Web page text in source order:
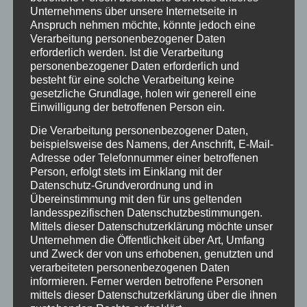
Freiheitsentziehung (Art. 2 Abs. 2 S. 2, Art. 104 Abs. 2 und 3 GG)
einer gerichtlichen und verfassungsgerichtlichen Überprüfung
offen, auch wenn die angeordnete Maßnahme inzwischen
durchgeführt und beendet ist. Auch kommt es im Hinblick auf
das insoweit bestehende Rehabilitierungsinteresse nach
neuerer verfassungsgerichtlicher Rspr. weder auf den konkreten
Ablauf des einzelnen Verfahrens und den Zeitpunkt der
Erledigung der Maßnahme noch darauf an, ob Rechtsschutz
typischerweise noch vor Beendigung der Haft erlangt werden
kann (vgl. BVerfG StraFo 2006, 20 [BVerfG 31.10.2005 – 2 BvR
2233/04] m.w.N. [auch zu anderen freiheitsentziehenden
Maßnahmen]). Denn die Rechtsschutzgarantie des Art. 19 Abs. 4
GG fordert zwar keinen Instanzenzug, gewährleistet aber die
Effektivität des Rechtsschutzes i.S. eines Anspruchs auf eine
wirksame gerichtliche Kontrolle, soweit die jeweils einschlägige
Prozessordnung in ihrer konkreten Ausformung eine weitere
Instanz eröffnet. Das Rechtsmittelgericht darf ein solches
Rechtsmittel daher nicht ineffektiv machen und für den Bf. »leer
laufen« lassen (BVerfG a.a.O.).
Unternehmens über unsere Internetseite in
Anspruch nehmen möchte, könnte jedoch eine
Verarbeitung personenbezogener Daten
erforderlich werden. Ist die Verarbeitung
personenbezogener Daten erforderlich und
besteht für eine solche Verarbeitung keine
gesetzliche Grundlage, holen wir generell eine
Einwilligung der betroffenen Person ein.
Die Verarbeitung personenbezogener Daten,
beispielsweise des Namens, der Anschrift, E-Mail-
Adresse oder Telefonnummer einer betroffenen
Person, erfolgt stets im Einklang mit der
Datenschutz-Grundverordnung und in
Übereinstimmung mit den für uns geltenden
landesspezifischen Datenschutzbestimmungen.
Mittels dieser Datenschutzerklärung möchte unser
Unternehmen die Öffentlichkeit über Art, Umfang
und Zweck der von uns erhobenen, genutzten und
verarbeiteten personenbezogenen Daten
informieren. Ferner werden betroffene Personen
mittels dieser Datenschutzerklärung über die ihnen